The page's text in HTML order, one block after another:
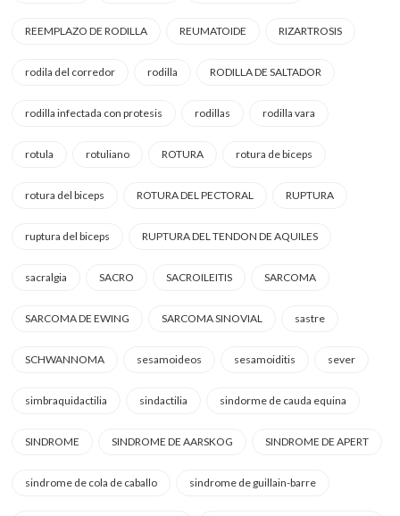
REEMPLAZO DE RODILLA REUMATOIDE RIZARTROSIS
rodila del corredor rodilla RODILLA DE SALTADOR
rodilla infectada con protesis rodillas rodilla vara
rotula rotuliano ROTURA rotura de biceps
rotura del biceps ROTURA DEL PECTORAL RUPTURA
ruptura del biceps RUPTURA DEL TENDON DE AQUILES
sacralgia SACRO SACROILEITIS SARCOMA
SARCOMA DE EWING SARCOMA SINOVIAL sastre
SCHWANNOMA sesamoideos sesamoiditis sever
simbraquidactilia sindactilia sindorme de cauda equina
SINDROME SINDROME DE AARSKOG SINDROME DE APERT
sindrome de cola de caballo sindrome de guillain-barre